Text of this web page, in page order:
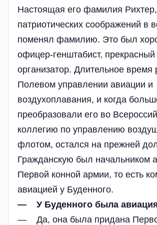
Настоящая его фамилия
патриотических соображений в
поменял фамилию. Это был
офицер-генштабист, прекрасный
организатор. Длительное время
Полевом управлении авиации и
воздухоплавания, и когда
преобразовали его во
коллегию по управлению
флотом, остался на прежней
Гражданскую был начальником
Первой конной армии, то есть
авиацией у Буденного.
— У Буденного была
— Да, она была придана